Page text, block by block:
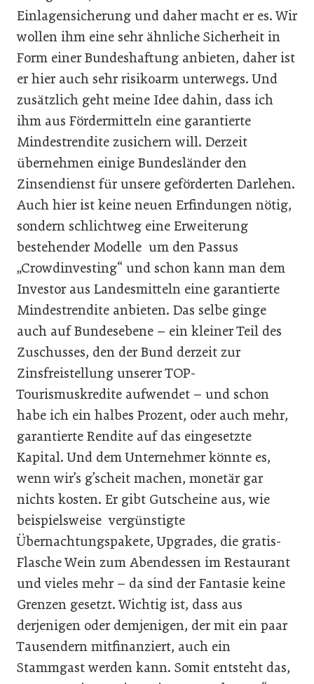
Einlagensicherung und daher macht er es. Wir
wollen ihm eine sehr ähnliche Sicherheit in
Form einer Bundeshaftung anbieten, daher ist
er hier auch sehr risikoarm unterwegs. Und
zusätzlich geht meine Idee dahin, dass ich
ihm aus Fördermitteln eine garantierte
Mindestrendite zusichern will. Derzeit
übernehmen einige Bundesländer den
Zinsendienst für unsere geförderten Darlehen.
Auch hier ist keine neuen Erfindungen nötig,
sondern schlichtweg eine Erweiterung
bestehender Modelle um den Passus
„Crowdinvesting“ und schon kann man dem
Investor aus Landesmitteln eine garantierte
Mindestrendite anbieten. Das selbe ginge
auch auf Bundesebene – ein kleiner Teil des
Zuschusses, den der Bund derzeit zur
Zinsfreistellung unserer TOP-
Tourismuskredite aufwendet – und schon
habe ich ein halbes Prozent, oder auch mehr,
garantierte Rendite auf das eingesetzte
Kapital. Und dem Unternehmer könnte es,
wenn wir’s g’scheit machen, monetär gar
nichts kosten. Er gibt Gutscheine aus, wie
beispielsweise vergünstigte
Übernachtungspakete, Upgrades, die gratis-
Flasche Wein zum Abendessen im Restaurant
und vieles mehr – da sind der Fantasie keine
Grenzen gesetzt. Wichtig ist, dass aus
derjenigen oder demjenigen, der mit ein paar
Tausendern mitfinanziert, auch ein
Stammgast werden kann. Somit entsteht das,